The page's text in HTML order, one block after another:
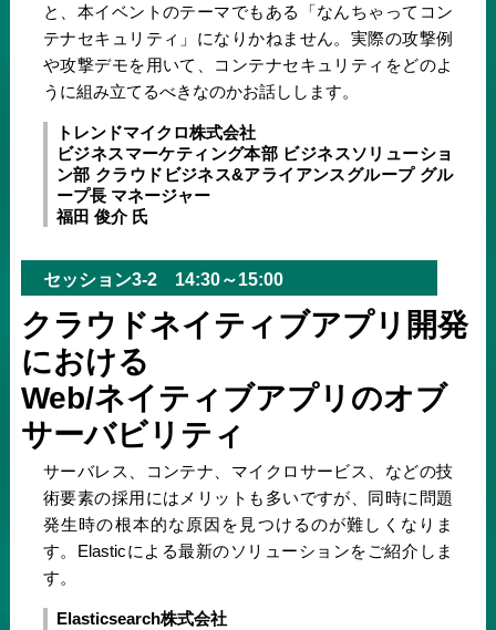
と、本イベントのテーマでもある「なんちゃってコン
テナセキュリティ」になりかねません。実際の攻撃例
や攻撃デモを用いて、コンテナセキュリティをどのよ
うに組み立てるべきなのかお話しします。
トレンドマイクロ株式会社
ビジネスマーケティング本部 ビジネスソリューショ
ン部 クラウドビジネス&アライアンスグループ グル
ープ長 マネージャー
福田 俊介 氏
セッション3-2 14:30～15:00
クラウドネイティブアプリ開発
における
Web/ネイティブアプリのオブ
サーバビリティ
サーバレス、コンテナ、マイクロサービス、などの技
術要素の採用にはメリットも多いですが、同時に問題
発生時の根本的な原因を見つけるのが難しくなりま
す。Elasticによる最新のソリューションをご紹介しま
す。
Elasticsearch株式会社